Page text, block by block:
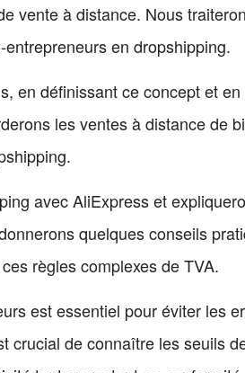
vente à distance. Nous
en dropshipping.
en définissant ce concept et en
les ventes à distance de
avec AliExpress et
quelques conseils
règles complexes de TVA.
est essentiel pour éviter les
crucial de connaître les seuils